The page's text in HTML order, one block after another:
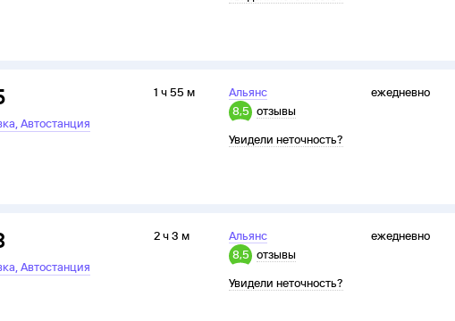
,Автостанция
1 ч 55 м
Альянс
8,5 отзывы
Увидели неточность?
ежедневно
,Автостанция
2 ч 3 м
Альянс
8,5 отзывы
Увидели неточность?
ежедневно